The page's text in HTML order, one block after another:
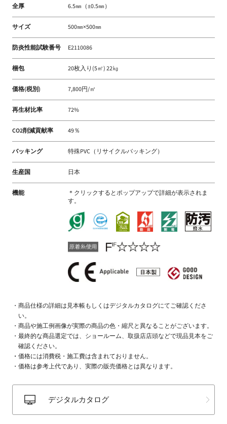
全厚 6.5㎜（±0.5㎜）
サイズ 500㎜×500㎜
防炎性能試験番号 E2110086
梱包 20枚入り(5㎡) 22㎏
価格(税別) 7,800円/㎡
再生材比率 72%
CO2削減貢献率 49％
バッキング 特殊PVC（リサイクルバッキング）
生産国 日本
機能
＊クリックするとポップアップで詳細が表示されま
す。
商品仕様の詳細は見本帳もしくはデジタルカタログにてご確認くださ
い。
商品や施工例画像が実際の商品の色・縮尺と異なることがございます。
最終的な商品選定では、ショールーム、取扱店店頭などで現品見本をご
確認ください。
価格には消費税・施工費は含まれておりません。
価格は参考上代であり、実際の販売価格とは異なります。
デジタルカタログ